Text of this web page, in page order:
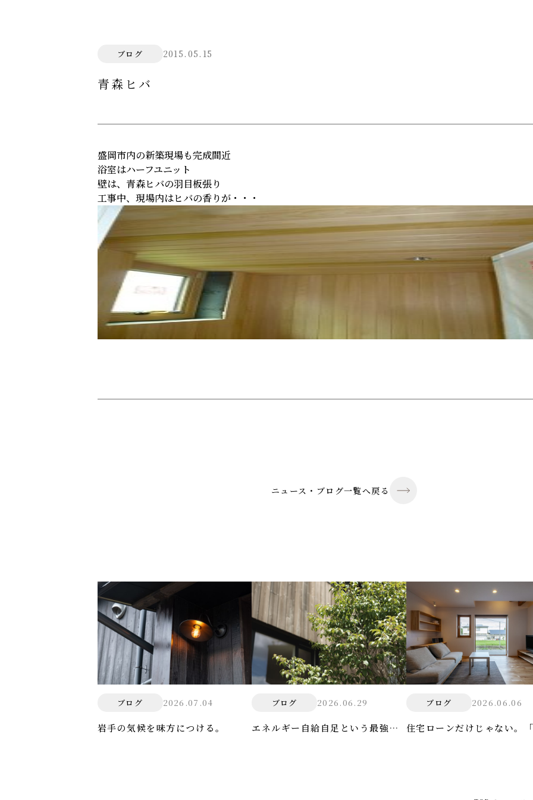
ブログ 2015.05.15
青森ヒバ
盛岡市内の新築現場も完成間近
浴室はハーフユニット
壁は、青森ヒバの羽目板張り
工事中、現場内はヒバの香りが・・・
ニュース・ブログ一覧へ戻る
ブログ 2026.07.04
岩手の気候を味方につける。
ブログ 2026.06.29
エネルギー自給自足という最強の
ブログ 2026.06.06
住宅ローンだけじゃない。